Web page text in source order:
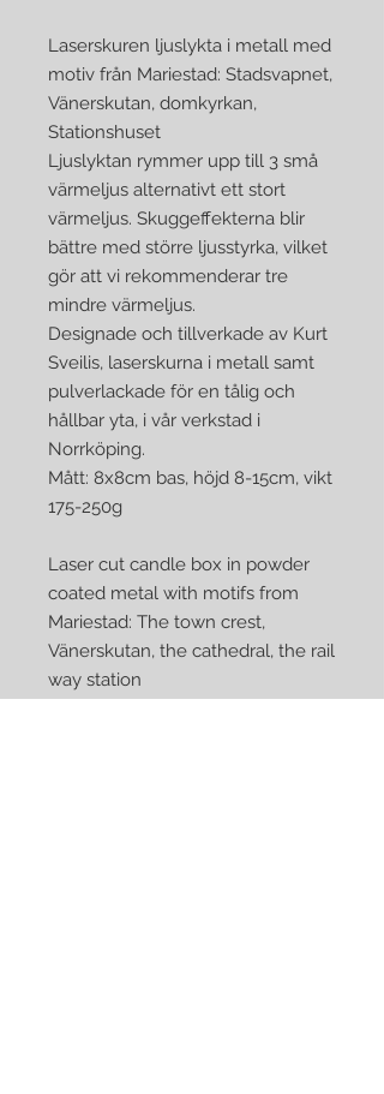
Laserskuren ljuslykta i metall med
motiv från Mariestad: Stadsvapnet,
Vänerskutan, domkyrkan,
Stationshuset
Ljuslyktan rymmer upp till 3 små
värmeljus alternativt ett stort
värmeljus. Skuggeffekterna blir
bättre med större ljusstyrka, vilket
gör att vi rekommenderar tre
mindre värmeljus.
Designade och tillverkade av Kurt
Sveilis, laserskurna i metall samt
pulverlackade för en tålig och
hållbar yta, i vår verkstad i
Norrköping.
Mått: 8x8cm bas, höjd 8-15cm, vikt
175-250g
Laser cut candle box in powder
coated metal with motifs from
Mariestad: The town crest,
Vänerskutan, the cathedral, the rail
way station